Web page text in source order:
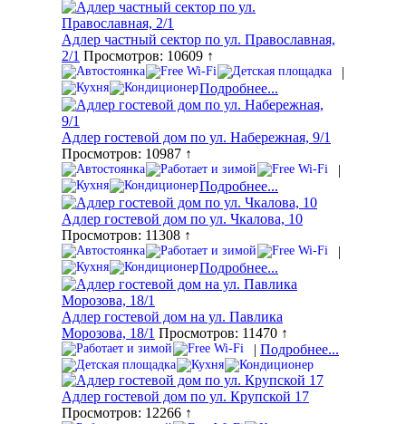
Адлер частный сектор по ул. Православная,
2/1 Просмотров: 10609 ↑
|
Подробнее...
Адлер гостевой дом по ул. Набережная, 9/1
Просмотров: 10987 ↑
|
Подробнее...
Адлер гостевой дом по ул. Чкалова, 10
Просмотров: 11308 ↑
|
Подробнее...
Адлер гостевой дом на ул. Павлика
Морозова, 18/1 Просмотров: 11470 ↑
| Подробнее...
Адлер гостевой дом по ул. Крупской 17
Просмотров: 12266 ↑